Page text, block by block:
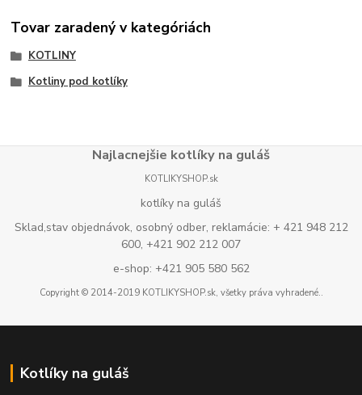
Tovar zaradený v kategóriách
KOTLINY
Kotliny pod kotlíky
Najlacnejšie kotlíky na guláš
KOTLIKYSHOP.sk
kotlíky na guláš
Sklad,stav objednávok, osobný odber, reklamácie: + 421 948 212
600, +421 902 212 007
e-shop: +421 905 580 562
Copyright © 2014-2019 KOTLIKYSHOP.sk, všetky práva vyhradené..
Kotlíky na guláš